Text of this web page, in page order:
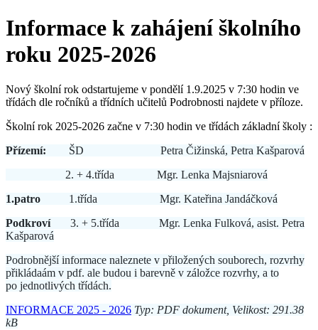
Informace k zahájení školního
roku 2025-2026
Nový školní rok odstartujeme v pondělí 1.9.2025 v 7:30 hodin ve
třídách dle ročníků a třídních učitelů Podrobnosti najdete v příloze.
Školní rok 2025-2026 začne v 7:30 hodin ve třídách základní školy :
Přízemí:
ŠD Petra Čižinská, Petra Kašparová
2. + 4.třída Mgr. Lenka Majsniarová
1.patro 1.třída Mgr. Kateřina Jandáčková
Podkroví
3. + 5.třída Mgr. Lenka Fulková, asist. Petra
Kašparová
Podrobnější informace naleznete v přiložených souborech, rozvrhy
přikládaám v pdf. ale budou i barevně v záložce rozvrhy, a to
po jednotlivých třídách.
INFORMACE 2025 - 2026 Typ: PDF dokument, Velikost: 291.38
kB